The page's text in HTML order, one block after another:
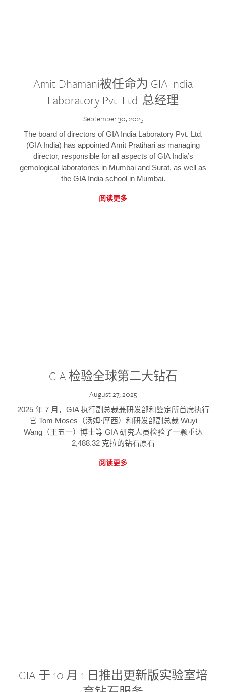
Amit Dhamani被任命为 GIA India
Laboratory Pvt. Ltd. 总经理
September 30, 2025
The board of directors of GIA India Laboratory Pvt. Ltd.
(GIA India) has appointed Amit Pratihari as managing
director, responsible for all aspects of GIA India’s
gemological laboratories in Mumbai and Surat, as well as
the GIA India school in Mumbai.
阅读更多
GIA 检验全球第二大钻石
August 27, 2025
2025 年 7 月，GIA 执行副总裁兼研发部和鉴定所首席执行
官 Tom Moses（汤姆·摩西）和研发部副总裁 Wuyi
Wang（王五一）博士等 GIA 研究人员检验了一颗重达
2,488.32 克拉的钻石原石
阅读更多
GIA 于 10 月 1 日推出更新版实验室培